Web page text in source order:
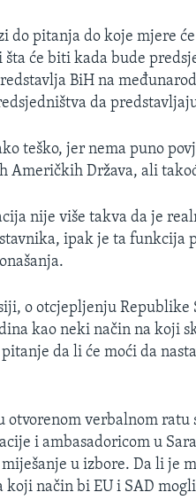
do pitanja do koje mjere
će biti kada bude
BiH na
da
teško, jer nema puno
Američkih Država, ali
nije više takva da je
ipak je ta funkcija
o otcjepljenju
kao neki način na koji
da li će moći da
otvorenom verbalnom ratu
i ambasadoricom u
u izbore. Da li je
koji način bi EU i SAD